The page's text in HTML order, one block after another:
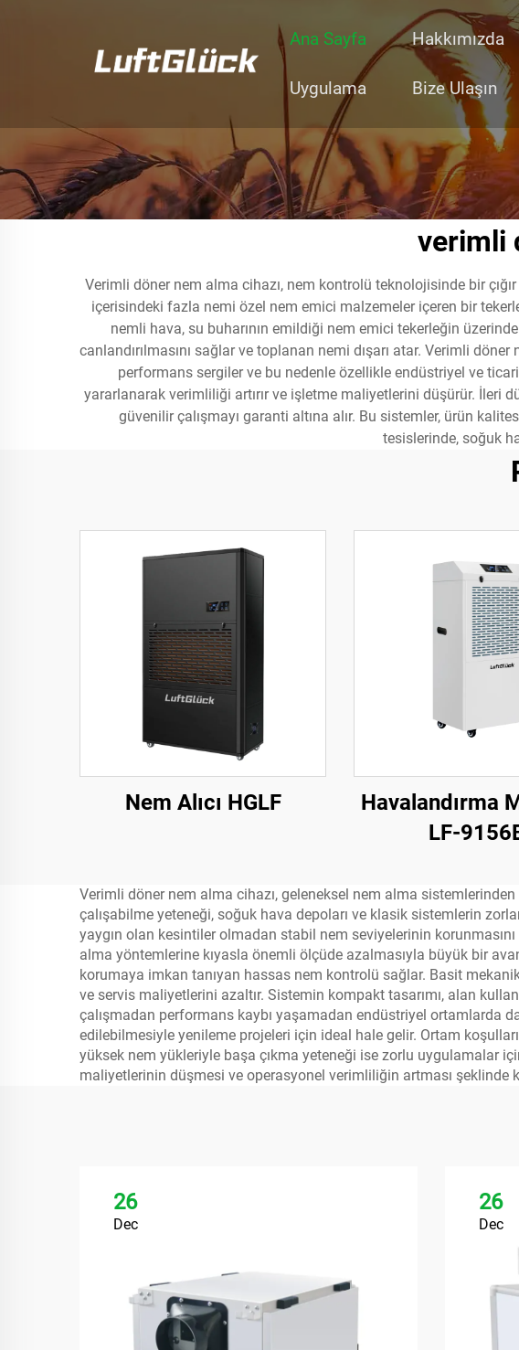
Ana Sayfa Hakkımızda
Uygulama Bize Ulaşın
verimli
Verimli döner nem alma cihazı, nem kontrolü teknolojisinde bir
içerisindeki fazla nemi özel nem emici malzemeler içeren bir
nemli hava, su buharının emildiği nem emici tekerleğin
canlandırılmasını sağlar ve toplanan nemi dışarı atar. Verimli
performans sergiler ve bu nedenle özellikle endüstriyel ve
yararlanarak verimliliği artırır ve işletme maliyetlerini düşürür. İleri
güvenilir çalışmayı garanti altına alır. Bu sistemler, ürün
tesislerinde, soğuk
Nem Alıcı HGLF
Havalandırma
LF-
Verimli döner nem alma cihazı, geleneksel nem alma
çalışabilme yeteneği, soğuk hava depoları ve klasik sistemlerin
yaygın olan kesintiler olmadan stabil nem seviyelerinin
alma yöntemlerine kıyasla önemli ölçüde azalmasıyla büyük bir
korumaya imkan tanıyan hassas nem kontrolü sağlar. Basit
ve servis maliyetlerini azaltır. Sistemin kompakt tasarımı, alan
çalışmadan performans kaybı yaşamadan endüstriyel ortamlarda
edilebilmesiyle yenileme projeleri için ideal hale gelir. Ortam
yüksek nem yükleriyle başa çıkma yeteneği ise zorlu uygulamalar
maliyetlerinin düşmesi ve operasyonel verimliliğin artması şeklinde
26
Dec
26
Dec